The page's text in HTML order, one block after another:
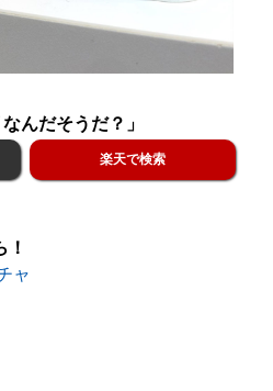
んだそうだ？」
楽天で検索
ャ